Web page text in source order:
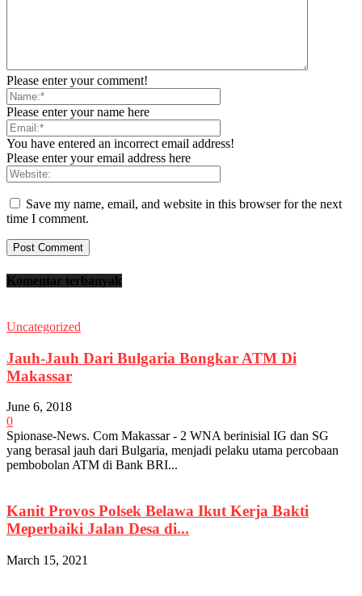
Please enter your comment!
Please enter your name here
You have entered an incorrect email address!
Please enter your email address here
Save my name, email, and website in this browser for the next
time I comment.
Komentar terbanyak
Uncategorized
Jauh-Jauh Dari Bulgaria Bongkar ATM Di
Makassar
June 6, 2018
0
Spionase-News. Com Makassar - 2 WNA berinisial IG dan SG
yang berasal jauh dari Bulgaria, menjadi pelaku utama percobaan
pembobolan ATM di Bank BRI...
Kanit Provos Polsek Belawa Ikut Kerja Bakti
Meperbaiki Jalan Desa di...
March 15, 2021